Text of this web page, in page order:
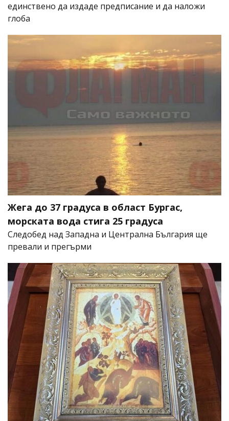
единствено да издаде предписание и да наложи
глоба
Жега до 37 градуса в област Бургас,
морската вода стига 25 градуса
Следобед над Западна и Централна България ще
превали и прегърми